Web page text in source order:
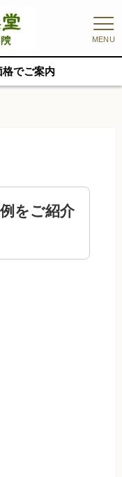
MENU
内
をご紹介